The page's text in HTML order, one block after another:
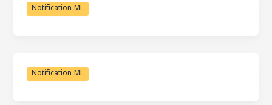
Notification ML
Notification ML